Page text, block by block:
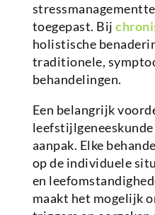
toegepast. Bij
holistische
traditionele,
behandelingen.
Een belangrijk
aanpak. Elke
op de individuele
en
maakt het mogelijk